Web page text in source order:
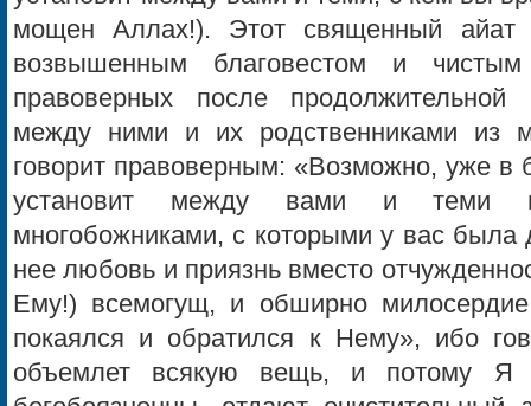
мощен Аллах!). Этот священный айат
возвышенным благовестом и
правоверных после
между ними и их родственниками из
говорит правоверным: «Возможно, уже
установит между вами и теми
многобожниками, с которыми у вас была
нее любовь и приязнь вместо
Ему!) все­могущ, и обширно
покаялся и обратился к Нему», ибо
объемлет всякую вещь, и потому Я